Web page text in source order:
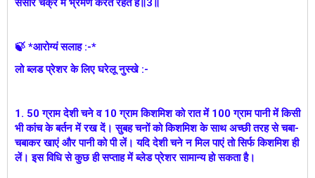
संसार चक्र में भ्रमण करते रहते हैं॥3॥
🍃 *आरोग्यं सलाह :-*
लो ब्लड प्रेशर के लिए घरेलू नुस्खे :-
1. 50 ग्राम देशी चने व 10 ग्राम किशमिश को रात में 100 ग्राम पानी में किसी
भी कांच के बर्तन में रख दें। सुबह चनों को किशमिश के साथ अच्छी तरह से चबा-
चबाकर खाएं और पानी को पी लें। यदि देशी चने न मिल पाएं तो सिर्फ किशमिश ही
लें। इस विधि से कुछ ही सप्ताह में ब्लेड प्रेशर सामान्य हो सकता है।